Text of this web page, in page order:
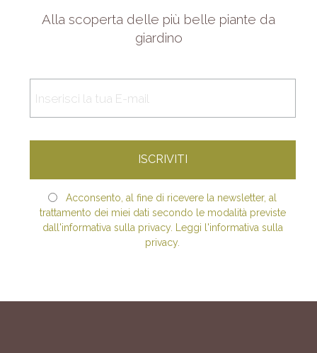
Alla scoperta delle più belle piante da
giardino
Acconsento, al fine di ricevere la newsletter, al
trattamento dei miei dati secondo le modalità previste
dall'informativa sulla privacy. Leggi l'informativa sulla
privacy.